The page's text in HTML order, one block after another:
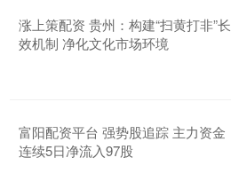
涨上策配资 贵州：构建“扫黄打非”长
效机制 净化文化市场环境
富阳配资平台 强势股追踪 主力资金
连续5日净流入97股